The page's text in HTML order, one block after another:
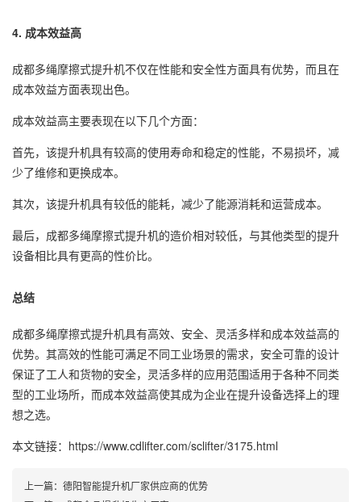
4. 成本效益高
成都多绳摩擦式提升机不仅在性能和安全性方面具有优势，而且在
成本效益方面表现出色。
成本效益高主要表现在以下几个方面：
首先，该提升机具有较高的使用寿命和稳定的性能，不易损坏，减
少了维修和更换成本。
其次，该提升机具有较低的能耗，减少了能源消耗和运营成本。
最后，成都多绳摩擦式提升机的造价相对较低，与其他类型的提升
设备相比具有更高的性价比。
总结
成都多绳摩擦式提升机具有高效、安全、灵活多样和成本效益高的
优势。其高效的性能可满足不同工业场景的需求，安全可靠的设计
保证了工人和货物的安全，灵活多样的应用范围适用于各种不同类
型的工业场所，而成本效益高使其成为企业在提升设备选择上的理
想之选。
本文链接：https://www.cdlifter.com/sclifter/3175.html
上一篇： 德阳智能提升机厂家供应商的优势